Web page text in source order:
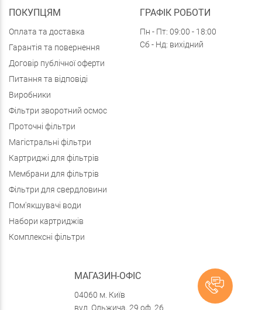
ПОКУПЦЯМ
Оплата та доставка
Гарантія та повернення
Договір публічної оферти
Питання та відповіді
Виробники
Фільтри зворотний осмос
Проточні фільтри
Магістральні фільтри
Картриджі для фільтрів
Мембрани для фільтрів
Фільтри для свердловини
Пом'якшувачі води
Набори картриджів
Комплексні фільтри
ГРАФІК РОБОТИ
Пн - Пт: 09:00 - 18:00
Сб - Нд: вихідний
МАГАЗИН-ОФІС
04060 м. Київ
вул. Ольжича, 29 оф. 26